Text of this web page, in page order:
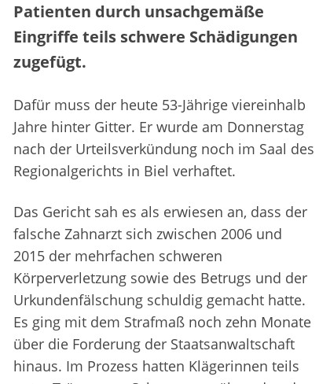
Patienten durch unsachgemäße
Eingriffe teils schwere Schädigungen
zugefügt.
Dafür muss der heute 53-Jährige viereinhalb
Jahre hinter Gitter. Er wurde am Donnerstag
nach der Urteilsverkündung noch im Saal des
Regionalgerichts in Biel verhaftet.
Das Gericht sah es als erwiesen an, dass der
falsche Zahnarzt sich zwischen 2006 und
2015 der mehrfachen schweren
Körperverletzung sowie des Betrugs und der
Urkundenfälschung schuldig gemacht hatte.
Es ging mit dem Strafmaß noch zehn Monate
über die Forderung der Staatsanwaltschaft
hinaus. Im Prozess hatten Klägerinnen teils